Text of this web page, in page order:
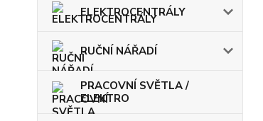
ELEKTROCENTRÁLY
RUČNÍ NÁŘADÍ
PRACOVNÍ SVĚTLA /
ELEKTRO